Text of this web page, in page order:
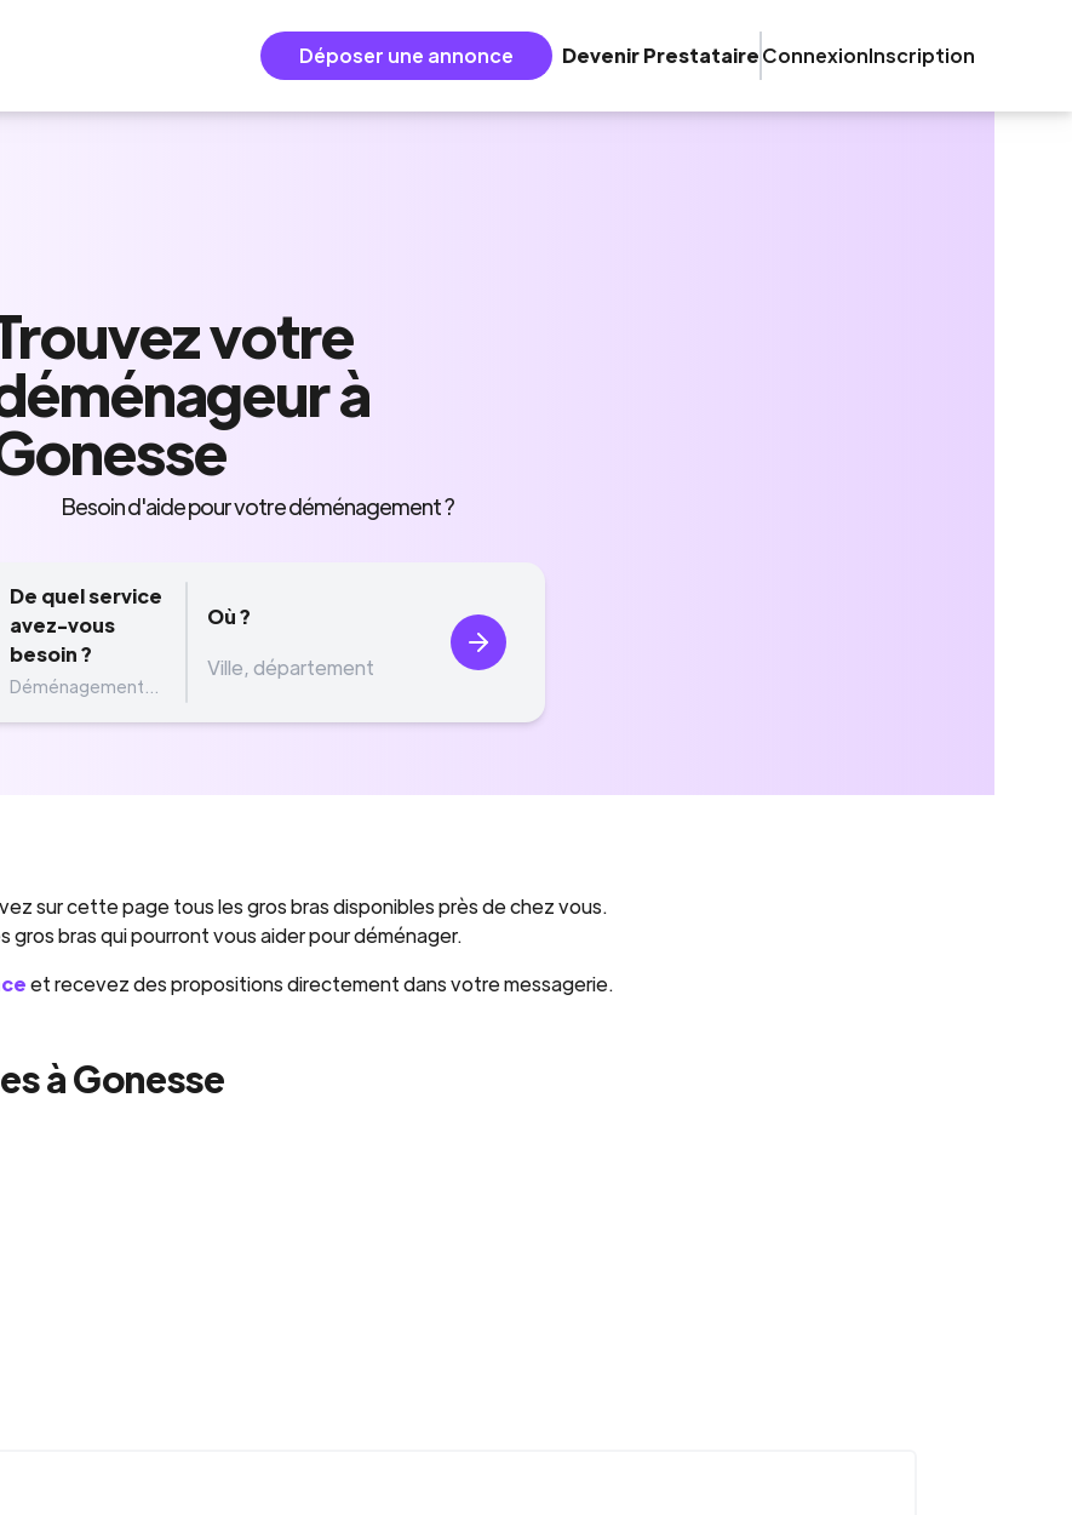
Déposer une annonce Devenir PrestataireConnexionInscription
votre
à
Besoin d'aide pour votre déménagement ?
De quel service
avez-vous
besoin ?
Déménagement...
Où ?
sur cette page tous les gros bras disponibles près de chez vous.
bras qui pourront vous aider pour déménager.
et recevez des propositions directement dans votre messagerie.
à Gonesse